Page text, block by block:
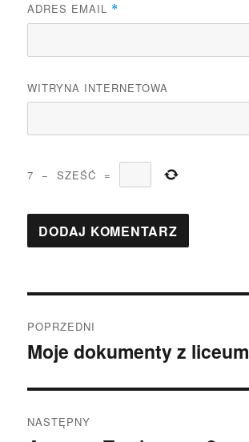
ADRES EMAIL *
WITRYNA INTERNETOWA
7 − SZEŚĆ =
wpisu
POPRZEDNI
Poprzedni
Moje dokumenty z liceum
NASTĘPNY